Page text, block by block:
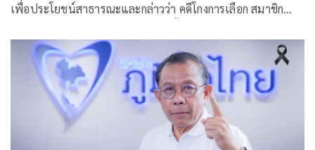
เพื่อประโยชน์สาธารณะและกล่าวว่า คดีโกงการเลือก สมาชิก